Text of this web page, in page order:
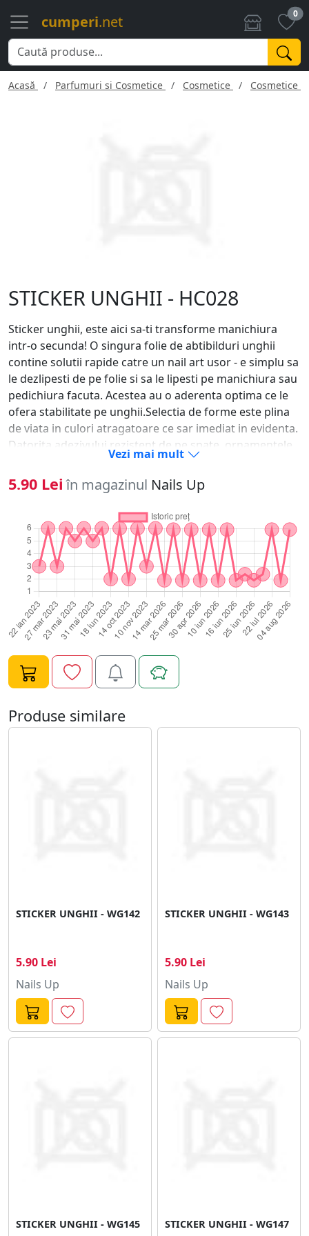
cumperi.net 0
Acasă Parfumuri si Cosmetice Cosmetice Cosmetice
STICKER UNGHII - HC028
Sticker unghii, este aici sa-ti transforme manichiura
intr-o secunda! O singura folie de abtibilduri unghii
contine solutii rapide catre un nail art usor - e simplu sa
le dezlipesti de pe folie si sa le lipesti pe manichiura sau
pedichiura facuta. Acestea au o aderenta optima ce le
ofera stabilitate pe unghii.Selectia de forme este plina
de viata in culori atragatoare ce sar imediat in evidenta.
Datorita adezivului rezistent de pe spate, ornamentele
se fixeaza usor pe oja clasica, oja semipermanenta, pe
unghia naturala sau tehnica pentru saptamani in sir.-
Alege modelul dorit si dezlipeste-l cu unghia. - Aplica un
strat de oja si las-o sa se usuce.- Aseaza modelul pe
unghie si preseaza-l usor de cateva ori.- Pentru
rezultate de lunga durata, sigileaza ornamentele unghii
sub un strat de top coat.
Vezi mai mult
5.90 Lei în magazinul Nails Up
Produse similare
STICKER UNGHII - WG142
5.90 Lei
Nails Up
STICKER UNGHII - WG143
5.90 Lei
Nails Up
STICKER UNGHII - WG145 STICKER UNGHII - WG147